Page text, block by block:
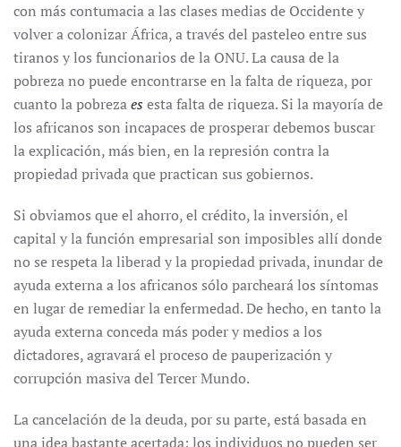
con más contumacia a las clases medias de Occidente y
volver a colonizar África, a través del pasteleo entre sus
tiranos y los funcionarios de la ONU. La causa de la
pobreza no puede encontrarse en la falta de riqueza, por
cuanto la pobrezaes esta falta de riqueza. Si la mayoría de
los africanos son incapaces de prosperar debemos buscar
la explicación, más bien, en la represión contra la
propiedad privada que practican sus gobiernos.
Si obviamos que el ahorro, el crédito, la inversión, el
capital y la función empresarial son imposibles allí donde
no se respeta la liberad y la propiedad privada, inundar de
ayuda externa a los africanos sólo parcheará los síntomas
en lugar de remediar la enfermedad. De hecho, en tanto la
ayuda externa conceda más poder y medios a los
dictadores, agravará el proceso de pauperización y
corrupción masiva del Tercer Mundo.
La cancelación de la deuda, por su parte, está basada en
una idea bastante acertada: los individuos no pueden ser